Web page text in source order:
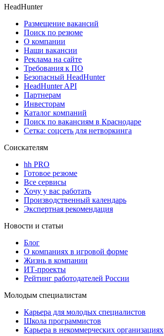
HeadHunter
Размещение вакансий
Поиск по резюме
О компании
Наши вакансии
Реклама на сайте
Требования к ПО
Безопасный HeadHunter
HeadHunter API
Партнерам
Инвесторам
Каталог компаний
Поиск по вакансиям в Краснодаре
Сетка: соцсеть для нетворкинга
Соискателям
hh PRO
Готовое резюме
Все сервисы
Хочу у вас работать
Производственный календарь
Экспертная рекомендация
Новости и статьи
Блог
О компаниях в игровой форме
Жизнь в компании
ИТ-проекты
Рейтинг работодателей России
Молодым специалистам
Карьера для молодых специалистов
Школа программистов
Карьера в некоммерческих организациях